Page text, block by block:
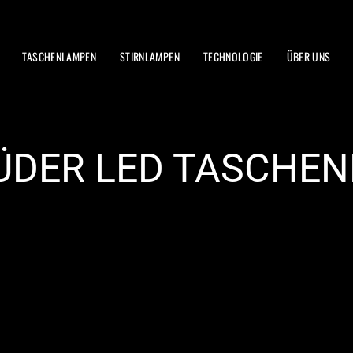
TASCHENLAMPEN STIRNLAMPEN TECHNOLOGIE ÜBER UNS
LED